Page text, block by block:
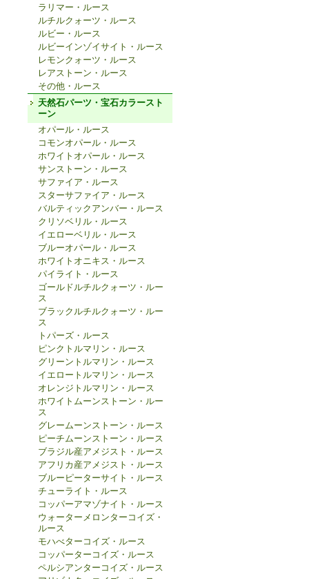
ラリマー・ルース
ルチルクォーツ・ルース
ルビー・ルース
ルビーインゾイサイト・ルース
レモンクォーツ・ルース
レアストーン・ルース
その他・ルース
天然石パーツ・宝石カラースト
ーン
オパール・ルース
コモンオパール・ルース
ホワイトオパール・ルース
サンストーン・ルース
サファイア・ルース
スターサファイア・ルース
バルティックアンバー・ルース
クリソベリル・ルース
イエローベリル・ルース
ブルーオパール・ルース
ホワイトオニキス・ルース
パイライト・ルース
ゴールドルチルクォーツ・ルー
ス
ブラックルチルクォーツ・ルー
ス
トパーズ・ルース
ピンクトルマリン・ルース
グリーントルマリン・ルース
イエロートルマリン・ルース
オレンジトルマリン・ルース
ホワイトムーンストーン・ルー
ス
グレームーンストーン・ルース
ピーチムーンストーン・ルース
ブラジル産アメジスト・ルース
アフリカ産アメジスト・ルース
ブルーピーターサイト・ルース
チューライト・ルース
コッパーアマゾナイト・ルース
ウォーターメロンターコイズ・
ルース
モハべターコイズ・ルース
コッパーターコイズ・ルース
ペルシアンターコイズ・ルース